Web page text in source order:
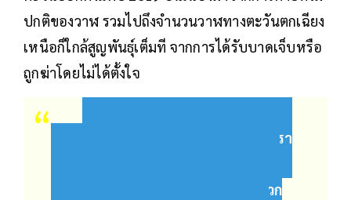
ปกติของวาฬ รวมไปถึงจำนวนวาฬทางตะวันตกเฉียง
เหนือก็ใกล้สูญพันธุ์เต็มที จากการได้รับบาดเจ็บหรือ
ถูกฆ่าโดยไม่ได้ตั้งใจ
“ในขณะที่เราเคารพมาคาห์ เรา
พวกเขา และเราเชื่อมั่นอย่างยิ่งว่าพวก